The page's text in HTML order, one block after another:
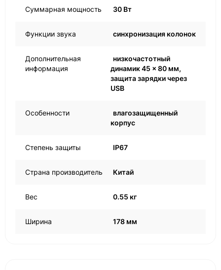
Суммарная мощность 30 Вт
Функции звука синхронизация колонок
Дополнительная
информация
низкочастотный
динамик 45 × 80 мм,
защита зарядки через
USB
Особенности
влагозащищенный
корпус
Степень защиты IP67
Страна производитель Китай
Вес 0.55 кг
Ширина 178 мм